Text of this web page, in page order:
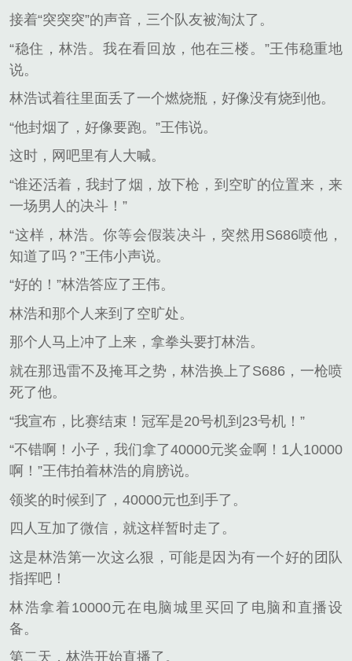
接着“突突突”的声音，三个队友被淘汰了。
“稳住，林浩。我在看回放，他在三楼。”王伟稳重地
说。
林浩试着往里面丢了一个燃烧瓶，好像没有烧到他。
“他封烟了，好像要跑。”王伟说。
这时，网吧里有人大喊。
“谁还活着，我封了烟，放下枪，到空旷的位置来，来
一场男人的决斗！”
“这样，林浩。你等会假装决斗，突然用S686喷他，
知道了吗？”王伟小声说。
“好的！”林浩答应了王伟。
林浩和那个人来到了空旷处。
那个人马上冲了上来，拿拳头要打林浩。
就在那迅雷不及掩耳之势，林浩换上了S686，一枪喷
死了他。
“我宣布，比赛结束！冠军是20号机到23号机！”
“不错啊！小子，我们拿了40000元奖金啊！1人10000
啊！”王伟拍着林浩的肩膀说。
领奖的时候到了，40000元也到手了。
四人互加了微信，就这样暂时走了。
这是林浩第一次这么狠，可能是因为有一个好的团队
指挥吧！
林浩拿着10000元在电脑城里买回了电脑和直播设
备。
第二天，林浩开始直播了。